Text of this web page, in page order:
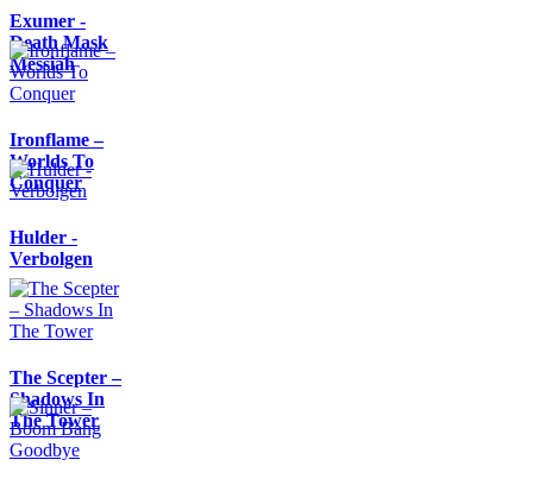
Exumer -
Death Mask
Messiah
Ironflame –
Worlds To
Conquer
Hulder -
Verbolgen
The Scepter –
Shadows In
The Tower